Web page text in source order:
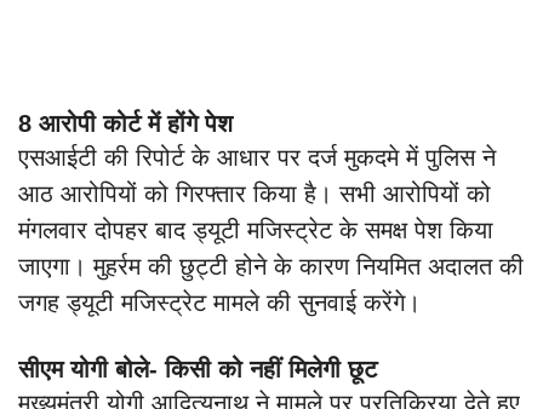
8 आरोपी कोर्ट में होंगे पेश
एसआईटी की रिपोर्ट के आधार पर दर्ज मुकदमे में पुलिस ने
आठ आरोपियों को गिरफ्तार किया है। सभी आरोपियों को
मंगलवार दोपहर बाद ड्यूटी मजिस्ट्रेट के समक्ष पेश किया
जाएगा। मुहर्रम की छुट्टी होने के कारण नियमित अदालत की
जगह ड्यूटी मजिस्ट्रेट मामले की सुनवाई करेंगे।
सीएम योगी बोले- किसी को नहीं मिलेगी छूट
मुख्यमंत्री योगी आदित्यनाथ ने मामले पर प्रतिक्रिया देते हुए